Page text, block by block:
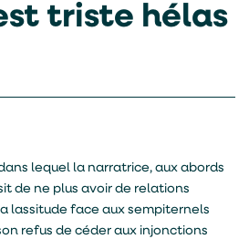
triste hélas
lequel la narratrice, aux abords
de ne plus avoir de relations
lassitude face aux sempiternels
refus de céder aux injonctions